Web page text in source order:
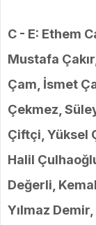
C - E: Ethem
Mustafa
Çam, İsmet
Çekmez,
Çiftçi, Yüksel
Halil
Değerli,
Yılmaz